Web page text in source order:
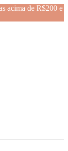
acima de R$200 e